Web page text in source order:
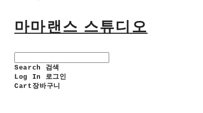
마마랜스 스튜디오
Search
검색
Log In
로그인
Cart 장바구니